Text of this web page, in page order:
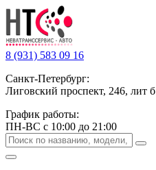
8 (931) 583 09 16
Санкт-Петербург:
Лиговский проспект, 246, лит б
График работы:
ПН-ВС с 10:00 до 21:00